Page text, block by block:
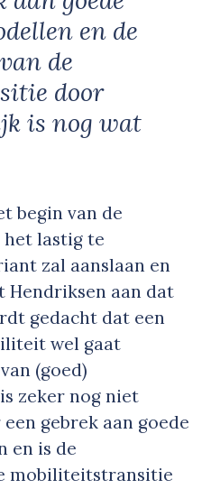
en de
de
door
is nog wat
begin van de
lastig te
zal aanslaan en
Hendriksen aan dat
gedacht dat een
wel gaat
(goed)
zeker nog niet
gebrek aan goede
en is de
mobiliteitstransitie